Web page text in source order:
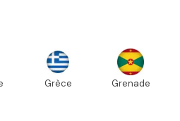
Grèce Grenade